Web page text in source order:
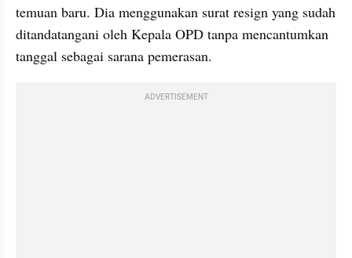
temuan baru. Dia menggunakan surat resign yang sudah
ditandatangani oleh Kepala OPD tanpa mencantumkan
tanggal sebagai sarana pemerasan.
ADVERTISEMENT